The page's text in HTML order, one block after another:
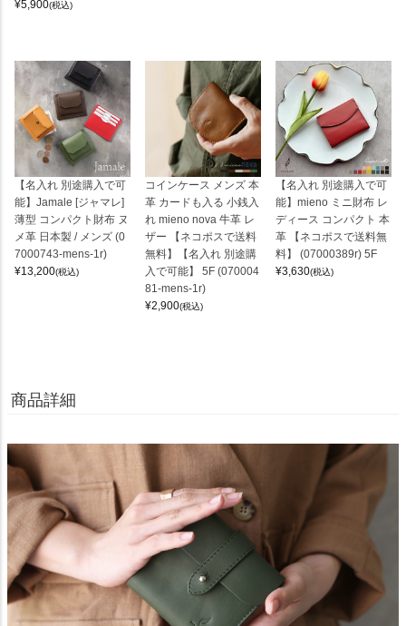
¥5,900(税込)
【名入れ 別途購入で可
能】Jamale [ジャマレ]
薄型 コンパクト財布 ヌ
メ革 日本製 / メンズ (0
7000743-mens-1r)
¥13,200(税込)
コインケース メンズ 本
革 カードも入る 小銭入
れ mieno nova 牛革 レ
ザー 【ネコポスで送料
無料】【名入れ 別途購
入で可能】 5F (070004
81-mens-1r)
¥2,900(税込)
【名入れ 別途購入で可
能】mieno ミニ財布 レ
ディース コンパクト 本
革 【ネコポスで送料無
料】 (07000389r) 5F
¥3,630(税込)
商品詳細